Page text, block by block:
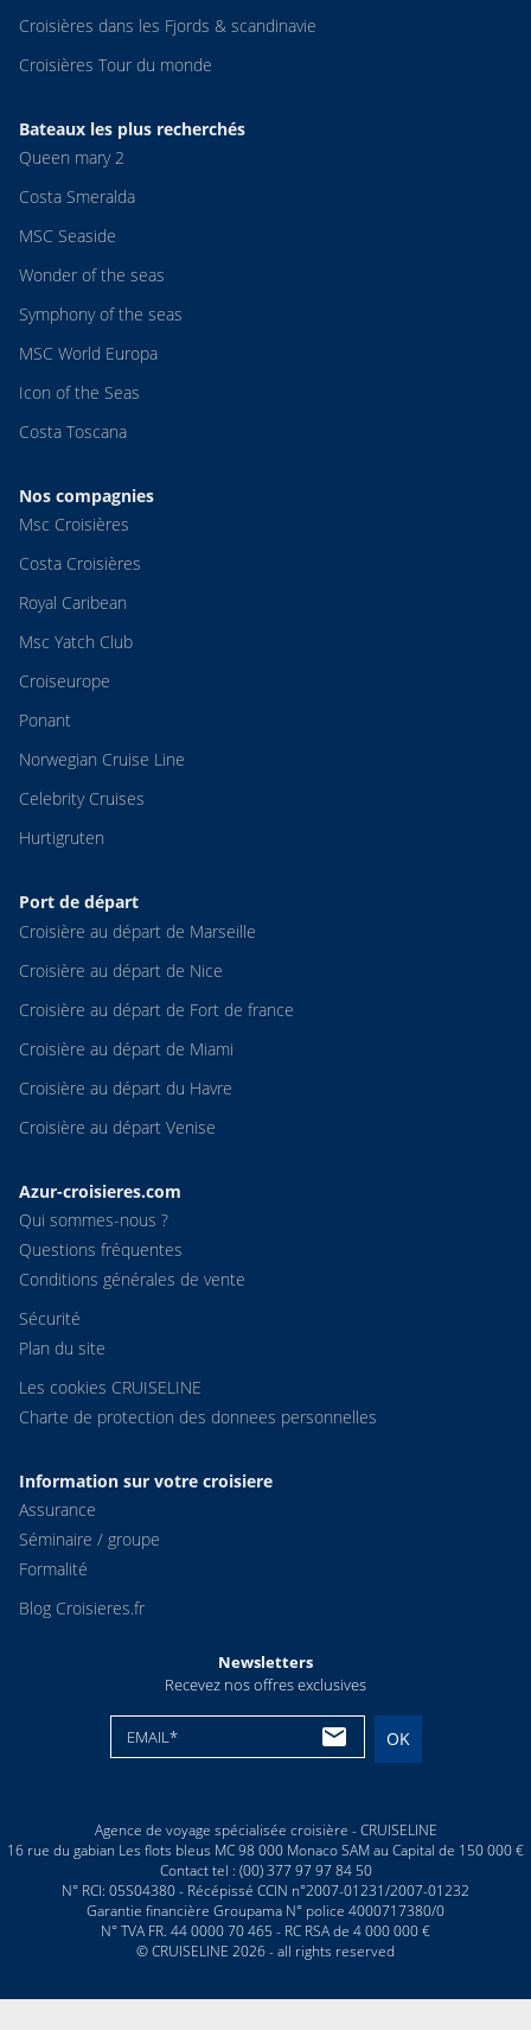
Croisières dans les Fjords & scandinavie
Croisières Tour du monde
Bateaux les plus recherchés
Queen mary 2
Costa Smeralda
MSC Seaside
Wonder of the seas
Symphony of the seas
MSC World Europa
Icon of the Seas
Costa Toscana
Nos compagnies
Msc Croisières
Costa Croisières
Royal Caribean
Msc Yatch Club
Croiseurope
Ponant
Norwegian Cruise Line
Celebrity Cruises
Hurtigruten
Port de départ
Croisière au départ de Marseille
Croisière au départ de Nice
Croisière au départ de Fort de france
Croisière au départ de Miami
Croisière au départ du Havre
Croisière au départ Venise
Azur-croisieres.com
Qui sommes-nous ?
Questions fréquentes
Conditions générales de vente
Sécurité
Plan du site
Les cookies CRUISELINE
Charte de protection des donnees personnelles
Information sur votre croisiere
Assurance
Séminaire / groupe
Formalité
Blog Croisieres.fr
Newsletters
Recevez nos offres exclusives
EMAIL* OK
Agence de voyage spécialisée croisière - CRUISELINE
16 rue du gabian Les flots bleus MC 98 000 Monaco SAM au Capital de 150 000 €
Contact tel : (00) 377 97 97 84 50
N° RCI: 05S04380 - Récépissé CCIN n°2007-01231/2007-01232
Garantie financière Groupama N° police 4000717380/0
N° TVA FR. 44 0000 70 465 - RC RSA de 4 000 000 €
© CRUISELINE 2026 - all rights reserved